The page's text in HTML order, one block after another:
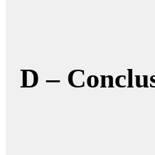
D –